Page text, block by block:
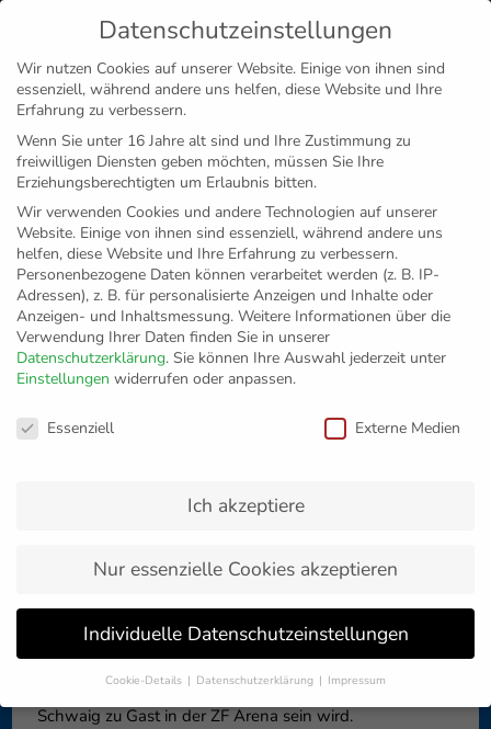
MENÜ
Disclaimer Impressum Datenschutz
„Alle Mann an
Doppelspieltag im Kalender. Zunächst erwartet das
die FT 1844 Freiburg, bevor am Sonntag, 16 Uhr, der SV
Schwaig zu Gast in der ZF Arena sein wird.
Datenschutzeinstellungen
Wir nutzen Cookies auf unserer Website. Einige von ihnen sind
essenziell, während andere uns helfen, diese Website und Ihre
Erfahrung zu verbessern.
Wenn Sie unter 16 Jahre alt sind und Ihre Zustimmung zu
freiwilligen Diensten geben möchten, müssen Sie Ihre
Erziehungsberechtigten um Erlaubnis bitten.
Wir verwenden Cookies und andere Technologien auf unserer
Website. Einige von ihnen sind essenziell, während andere uns
helfen, diese Website und Ihre Erfahrung zu verbessern.
Personenbezogene Daten können verarbeitet werden (z. B. IP-
Adressen), z. B. für personalisierte Anzeigen und Inhalte oder
Anzeigen- und Inhaltsmessung. Weitere Informationen über die
Verwendung Ihrer Daten finden Sie in unserer
Datenschutzerklärung. Sie können Ihre Auswahl jederzeit unter
Einstellungen widerrufen oder anpassen.
Datenschutzeinstellungen
Essenziell Externe Medien
Ich akzeptiere
Nur essenzielle Cookies akzeptieren
Individuelle Datenschutzeinstellungen
Cookie-Details Datenschutzerklärung Impressum
Datenschutzeinstellungen